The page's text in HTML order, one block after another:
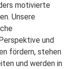
motivierte
Unsere
und
fördern, stehen
und werden in